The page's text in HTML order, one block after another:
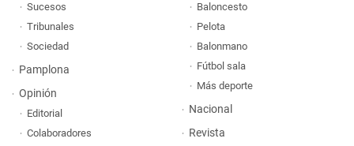
Sucesos
Tribunales
Sociedad
Pamplona
Opinión
Editorial
Colaboradores
Baloncesto
Pelota
Balonmano
Fútbol sala
Más deporte
Nacional
Revista